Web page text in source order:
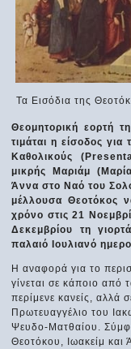
Τα Εισόδια της
Θεομητορική εορτή
τιμάται η είσοδος
Καθολικούς
μικρής Μαριάμ
Άννα στο Ναό του
μέλλουσα Θεοτόκος
χρόνο στις 21
Δεκεμβρίου τη
παλαιό Ιουλιανό
Η αναφορά για το
γίνεται σε κάποιο από
περίμενε κανείς, αλλά
Πρωτευαγγέλιο του
Ψευδο-Ματθαίου.
Θεοτόκου, Ιωακείμ και